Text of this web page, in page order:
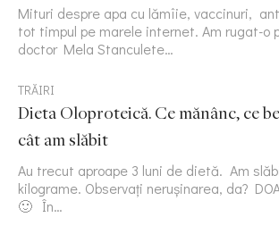
Mituri despre apa cu lămîie, vaccinuri,
tot timpul pe marele internet. Am rugat-o
doctor Mela Stanculete…
TRĂIRI
Dieta Oloproteică. Ce mănânc, ce
cât am slăbit
Au trecut aproape 3 luni de dietă. Am
kilograme. Observați nerușinarea, da?
🙂 În…